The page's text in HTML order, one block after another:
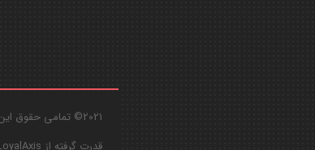
2021© تمامی حقوق این سایت متعلق به
قدرت گرفته از